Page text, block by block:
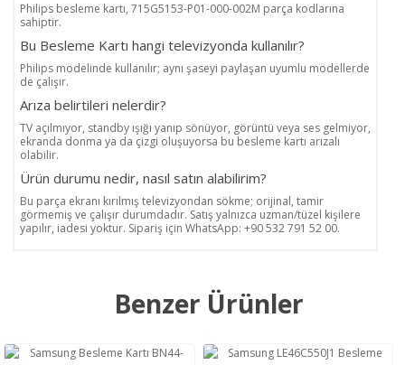
Philips besleme kartı, 715G5153-P01-000-002M parça kodlarına
sahiptir.
Bu Besleme Kartı hangi televizyonda kullanılır?
Philips modelinde kullanılır; aynı şaseyi paylaşan uyumlu modellerde
de çalışır.
Arıza belirtileri nelerdir?
TV açılmıyor, standby ışığı yanıp sönüyor, görüntü veya ses gelmiyor,
ekranda donma ya da çizgi oluşuyorsa bu besleme kartı arızalı
olabilir.
Ürün durumu nedir, nasıl satın alabilirim?
Bu parça ekranı kırılmış televizyondan sökme; orijinal, tamir
görmemiş ve çalışır durumdadır. Satış yalnızca uzman/tüzel kişilere
yapılır, iadesi yoktur. Sipariş için WhatsApp: +90 532 791 52 00.
Benzer Ürünler